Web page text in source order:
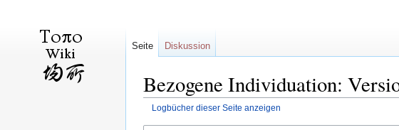
Bezogene Individuation:
Logbücher dieser Seite anzeigen
Seite Diskussion